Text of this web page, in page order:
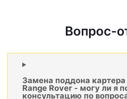
Вопрос-
Замена поддона картера
Range Rover - могу ли я
консультацию по